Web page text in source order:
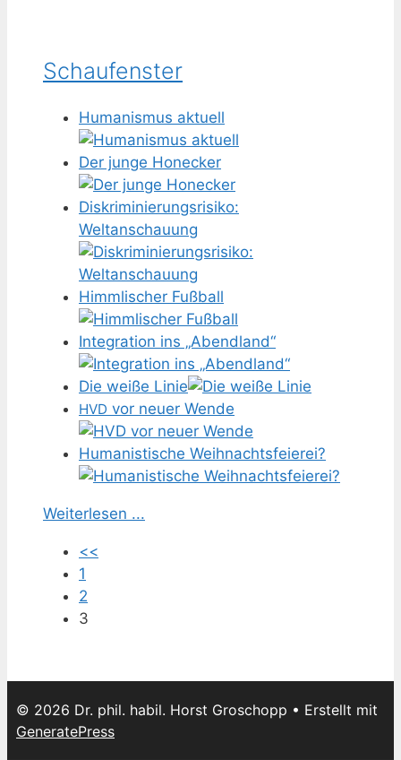
Schaufenster
Humanismus aktuell
Der junge Honecker
Diskriminierungsrisiko:
Weltanschauung
Himmlischer Fußball
Integration ins „Abendland“
Die weiße Linie
HVD vor neuer Wende
Humanistische Weihnachtsfeierei?
Weiterlesen ...
<<
1
2
3
© 2026 Dr. phil. habil. Horst Groschopp • Erstellt mit
GeneratePress